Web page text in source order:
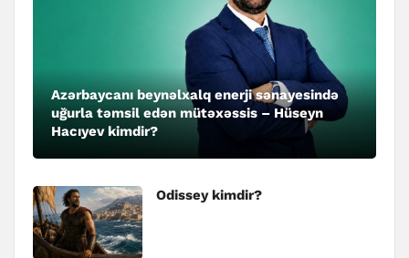
Azərbaycanı beynəlxalq enerji sənayesində
uğurla təmsil edən mütəxəssis – Hüseyn
Hacıyev kimdir?
Odissey kimdir?